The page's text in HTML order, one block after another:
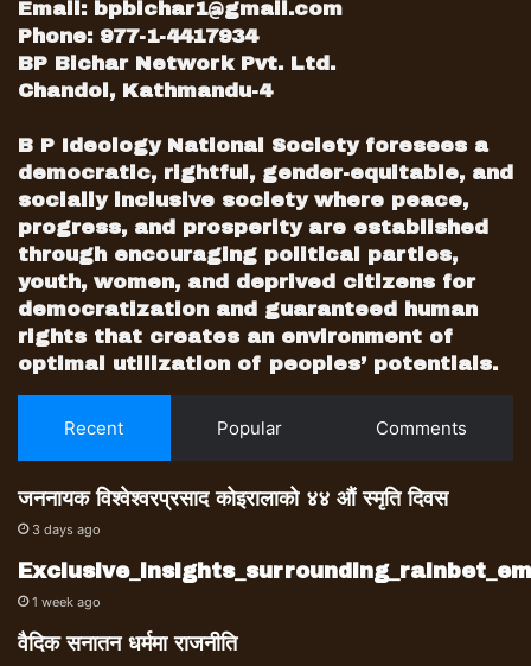
हुन्छ। तर नेपालमा कतिपय गैरसरकारी संस्थाहरूले
सरकारका अनेक काम प्रभावित गर्ने गरेका छन्।
नेपालमा समाज सेवामा सरकार निकम्मा र गैरसरकारी
पंक्तिकारले भोगेको एउटा तीतो अनुभव यहाँ सान्दर्भिक
हुन्छ।
भूकम्पको समाचार आएपछि प्रवासमा रहेका नेपालीहरू
सहयोग संकलन गर्न व्यस्त भए। पंक्तिकारले नेतृत्व
गरेको संस्थाले तत्कालीन राहतस्वरूप नगद सहयोग
गरिसकेपछि पनि सहयोग प्राप्त भइरह्यो।
स्थानीयहरूको सहभागिता र सहयोगमा एउटा भत्केको
विद्यालय भवन निर्माण गर्ने निर्णय गरियो। सयौं विद्यालय
भत्किएर लथालिंग भएका छन्, तर भत्किएको विद्यालय,
सम्बन्धित शिक्षा कार्यालय र तिनका बीचमा बसेर निर्माण
कार्य गर्ने संस्थाको खोजीमा दुई वर्ष लाग्यो। विद्यालय र
शिक्षा कार्यालयका बीचमा धेरै एनजीओहरू सक्रिय छन्।
बाह्य सहयोगमा निर्माण कार्य गर्न शिक्षा कार्यालयले
अनुमति दिनुपर्छ। कतिपय ठाउँमा एजीओहरूले त्यस्तो
अनुमतिपत्र आफूले प्राप्त गरेको दाबी गरेर बसेका छन्।
तिनको स्वार्थले कतिपय ठाउँमा दाताहरूलाई रोकेका
छन्। सिन्धुपाल्चोक, गोरखा, रामेछापका कतिपय
Email: bpbichar1@gmail.com
Phone: 977-1-4417934
BP Bichar Network Pvt. Ltd.
Chandol, Kathmandu-4
B P Ideology National Society foresees a
democratic, rightful, gender-equitable, and
socially inclusive society where peace,
progress, and prosperity are established
through encouraging political parties,
youth, women, and deprived citizens for
democratization and guaranteed human
rights that creates an environment of
optimal utilization of peoples’ potentials.
Recent Popular Comments
जननायक विश्वेश्वरप्रसाद कोइरालाको ४४ औं स्मृति दिवस
3 days ago
1 week ago
वैदिक सनातन धर्ममा राजनीति